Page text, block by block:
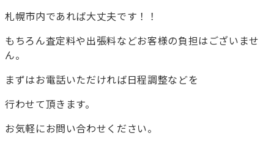
札幌市内であれば大丈夫です！！
もちろん査定料や出張料などお客様の負担はございませ
ん。
まずはお電話いただければ日程調整などを
行わせて頂きます。
お気軽にお問い合わせください。